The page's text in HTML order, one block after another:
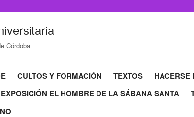
Córdoba
CULTOS Y FORMACIÓN TEXTOS HACERSE
EXPOSICIÓN EL HOMBRE DE LA SÁBANA SANTA